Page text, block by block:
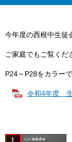
今年度の西根中生徒
ご家庭でもご覧くだ
P24～P28をカラー
令和4年度